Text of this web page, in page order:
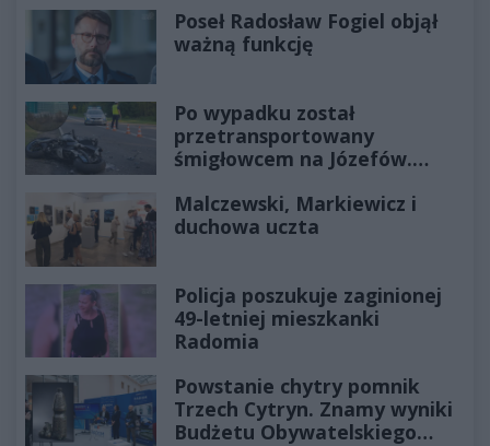
Poseł Radosław Fogiel objął
ważną funkcję
Po wypadku został
przetransportowany
śmigłowcem na Józefów.
Malczewski, Markiewicz i
duchowa uczta
Policja poszukuje zaginionej
49-letniej mieszkanki
Radomia
Powstanie chytry pomnik
Trzech Cytryn. Znamy wyniki
Budżetu Obywatelskiego